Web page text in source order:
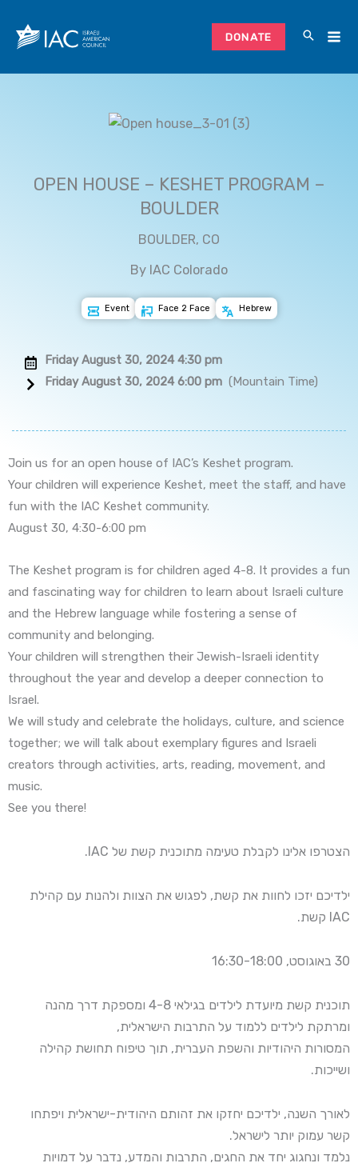
content
DONATE
OPEN HOUSE – KESHET PROGRAM –
BOULDER
BOULDER, CO
By IAC Colorado
Event Face 2 Face Hebrew
Friday August 30, 2024 4:30 pm
Friday August 30, 2024 6:00 pm (Mountain Time)
Join us for an open house of IAC’s Keshet program.
Your children will experience Keshet, meet the staff, and have
fun with the IAC Keshet community.
August 30, 4:30-6:00 pm
The Keshet program is for children aged 4-8. It provides a fun
and fascinating way for children to learn about Israeli culture
and the Hebrew language while fostering a sense of
community and belonging.
Your children will strengthen their Jewish-Israeli identity
throughout the year and develop a deeper connection to
Israel.
We will study and celebrate the holidays, culture, and science
together; we will talk about exemplary figures and Israeli
creators through activities, arts, reading, movement, and
music.
See you there!
הצטרפו אלינו לקבלת טעימה מתוכנית קשת של IAC.
ילדיכם יזכו לחוות את קשת, לפגוש את הצוות ולהנות עם קהילת
IAC קשת.
30 באוגוסט, 16:30-18:00
תוכנית קשת מיועדת לילדים בגילאי 4-8 ומספקת דרך מהנה
ומרתקת לילדים ללמוד על התרבות הישראלית,
המסורות היהודיות והשפת העברית, תוך טיפוח תחושת קהילה
ושייכות.
לאורך השנה, ילדיכם יחזקו את זהותם היהודית-ישראלית ויפתחו
קשר עמוק יותר לישראל.
נלמד ונחגוג יחד את החגים, התרבות והמדע, נדבר על דמויות